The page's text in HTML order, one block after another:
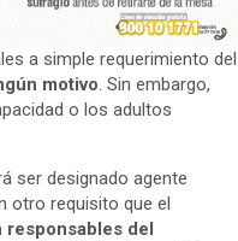
a simple requerimiento del
motivo . Sin embargo,
o los adultos
ser designado agente
otro requisito que el
responsables del